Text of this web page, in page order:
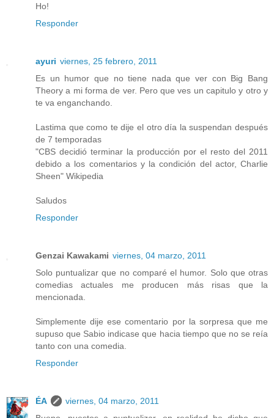
Ho!
Responder
ayuri viernes, 25 febrero, 2011
Es un humor que no tiene nada que ver con Big Bang
Theory a mi forma de ver. Pero que ves un capitulo y otro y
te va enganchando.
Lastima que como te dije el otro día la suspendan después
de 7 temporadas
"CBS decidió terminar la producción por el resto del 2011
debido a los comentarios y la condición del actor, Charlie
Sheen" Wikipedia
Saludos
Responder
Genzai Kawakami viernes, 04 marzo, 2011
Solo puntualizar que no comparé el humor. Solo que otras
comedias actuales me producen más risas que la
mencionada.
Simplemente dije ese comentario por la sorpresa que me
supuso que Sabio indicase que hacia tiempo que no se reía
tanto con una comedia.
Responder
ÉA
viernes, 04 marzo, 2011